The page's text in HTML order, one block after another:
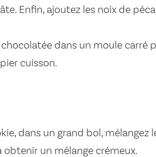
Enfin, ajoutez les noix de
dans un moule carré
cuisson.
dans un grand bol, mélangez
obtenir un mélange crémeux.